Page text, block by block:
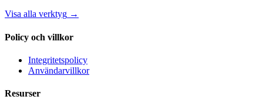
Visa alla verktyg →
Policy och villkor
Integritetspolicy
Användarvillkor
Resurser